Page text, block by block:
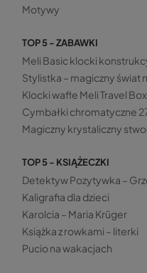
Motywy
TOP 5 - ZABAWKI
Meli Basic klocki
Stylistka – magiczny świat
Klocki wafle Meli Travel
Cymbałki chromatyczne
Magiczny krystaliczny
TOP 5 - KSIĄŻECZKI
Detektyw Pozytywka –
Kaligrafia dla dzieci
Karolcia – Maria Krüger
Książka z rowkami – literki
Pucio na wakacjach